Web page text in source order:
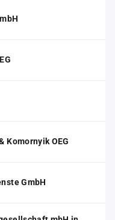
Komornyik OEG
GmbH